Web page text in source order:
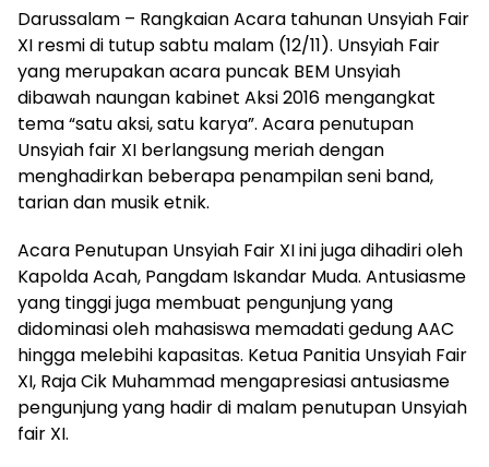
Darussalam – Rangkaian Acara tahunan Unsyiah Fair
XI resmi di tutup sabtu malam (12/11). Unsyiah Fair
yang merupakan acara puncak BEM Unsyiah
dibawah naungan kabinet Aksi 2016 mengangkat
tema “satu aksi, satu karya”. Acara penutupan
Unsyiah fair XI berlangsung meriah dengan
menghadirkan beberapa penampilan seni band,
tarian dan musik etnik.
Acara Penutupan Unsyiah Fair XI ini juga dihadiri oleh
Kapolda Acah, Pangdam Iskandar Muda. Antusiasme
yang tinggi juga membuat pengunjung yang
didominasi oleh mahasiswa memadati gedung AAC
hingga melebihi kapasitas. Ketua Panitia Unsyiah Fair
XI, Raja Cik Muhammad mengapresiasi antusiasme
pengunjung yang hadir di malam penutupan Unsyiah
fair XI.